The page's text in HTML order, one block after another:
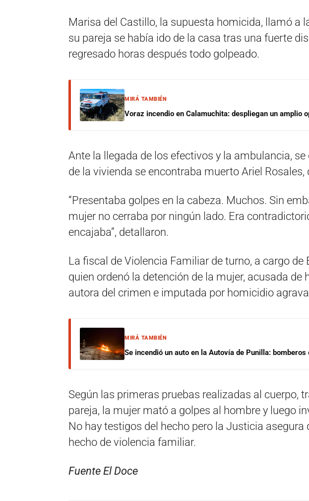
Marisa del Castillo, la supuesta homicida, llamó a
su pareja se había ido de la casa tras una fuerte
regresado horas después todo golpeado.
MIRÁ TAMBIÉN
Voraz incendio en Calamuchita: despliegan un amplio
Ante la llegada de los efectivos y la ambulancia,
de la vivienda se encontraba muerto Ariel Rosales,
“Presentaba golpes en la cabeza. Muchos. Sin
mujer no cerraba por ningún lado. Era
encajaba”, detallaron.
La fiscal de Violencia Familiar de turno, a cargo de
quien ordenó la detención de la mujer, acusada de
autora del crimen e imputada por homicidio
MIRÁ TAMBIÉN
Se incendió un auto en la Autovía de Punilla:
Según las primeras pruebas realizadas al cuerpo,
pareja, la mujer mató a golpes al hombre y luego
No hay testigos del hecho pero la Justicia asegura
hecho de violencia familiar.
Fuente El Doce